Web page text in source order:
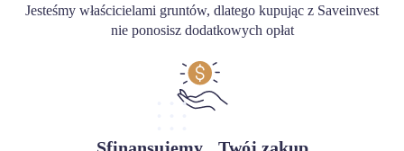
Jesteśmy właścicielami gruntów, dlatego kupując z Saveinvest
nie ponosisz dodatkowych opłat